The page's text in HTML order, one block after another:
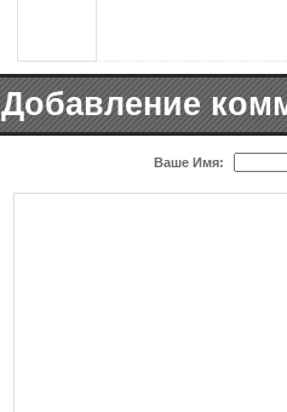
Добавление
Ваше Имя: